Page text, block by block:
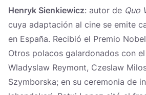
Henryk Sienkiewicz: autor de Quo
cuya adaptación al cine se emite
en España. Recibió el Premio
Otros polacos galardonados con
Wladyslaw Reymont, Czeslaw
Szymborska; en su ceremonia de